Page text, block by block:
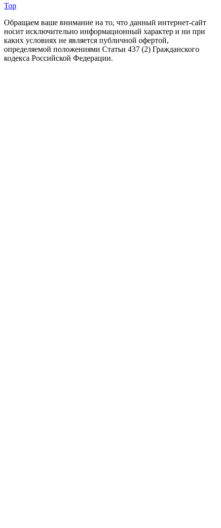
Top
Обращаем ваше внимание на то, что данный интернет-сайт
носит исключительно информационный характер и ни при
каких условиях не является публичной офертой,
определяемой положениями Статьи 437 (2) Гражданского
кодекса Российской Федерации.